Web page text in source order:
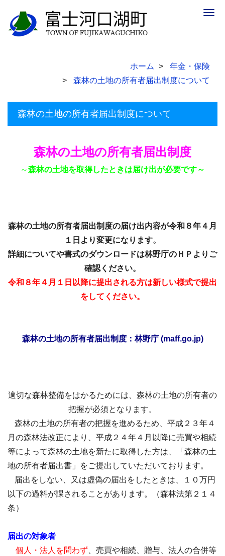
ホーム
年金・保険
森林の土地の所有者届出制度について
森林の土地の所有者届出制度について
森林の土地の所有者届出制度
～森林の土地を取得したときは届け出が必要です～
森林の土地の所有者届出制度の届け出内容が令和８年４月
１日より変更になります。
詳細についてや書式のダウンロードは林野庁のＨＰよりご
確認ください。
令和８年４月１日以降に提出される方は新しい様式で提出
をしてください。
森林の土地の所有者届出制度：林野庁 (maff.go.jp)
適切な森林整備をはかるためには、森林の土地の所有者の
把握が必須となります。
森林の土地の所有者の把握を進めるため、平成２３年４
月の森林法改正により、平成２４年４月以降に売買や相続
等によって森林の土地を新たに取得した方は、「森林の土
地の所有者届出書」をご提出していただいております。
届出をしない、又は虚偽の届出をしたときは、１０万円
以下の過料が課されることがあります。（森林法第２１４
条）
届出の対象者
個人・法人を問わず 、売買や相続、贈与、法人の合併等